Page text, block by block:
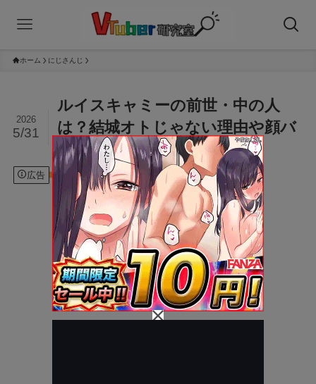
ホーム にじさんじ
ルイスキャミーの前世・中の人
は？結城オトじゃない理由や顔バ
レ・年齢を徹底調査！
2026
5/31
広告 にじさんじ 2026年5月31日